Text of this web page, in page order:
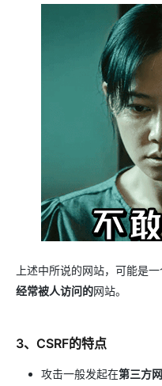
上述中所说的网站，可能是
经常被人访问的网站。
3、CSRF的特点
攻击一般发起在第三方